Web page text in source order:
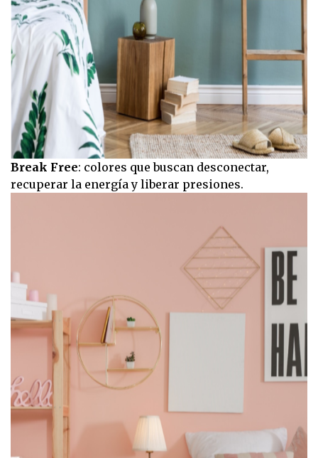
Break Free: colores que buscan desconectar,
recuperar la energía y liberar presiones.